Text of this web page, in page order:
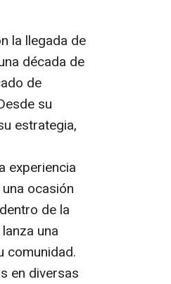
la llegada de
década de
de
su
estrategia,
experiencia
ocasión
de la
una
comunidad.
en diversas